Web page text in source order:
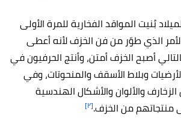
قبل الميلاد بُنيت المواقد الفخارية للمرة الأولى
الذي طوّر من فن الخزف لأنه أعطى
أصبح الخزف أمتن، وأنتج الحرفيون في
وبلاط الأسقف والمنحوتات، وفي
والألوان والأشكال الهندسية
منتجاتهم من الخزف.[٢]